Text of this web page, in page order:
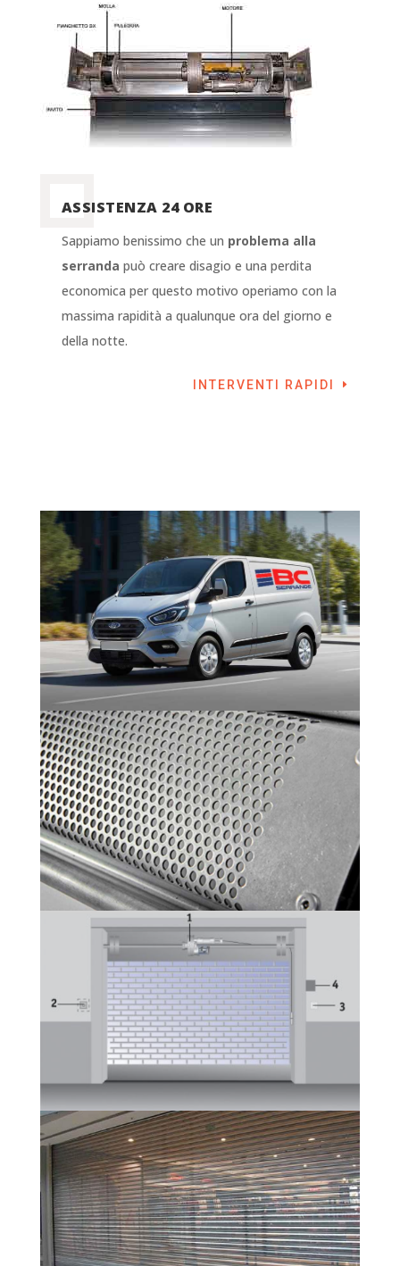
ASSISTENZA 24 ORE
Sappiamo benissimo che un problema alla
serranda può creare disagio e una perdita
economica per questo motivo operiamo con la
massima rapidità a qualunque ora del giorno e
della notte.
INTERVENTI RAPIDI